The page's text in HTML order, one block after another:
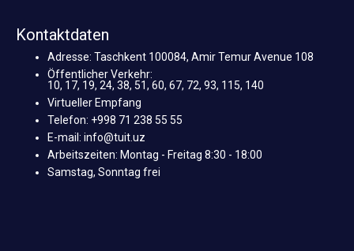
Kontaktdaten
Adresse: Taschkent 100084, Amir Temur Avenue 108
Öffentlicher Verkehr:
10, 17, 19, 24, 38, 51, 60, 67, 72, 93, 115, 140
Virtueller Empfang
Telefon: +998 71 238 55 55
E-mail: info@tuit.uz
Arbeitszeiten: Montag - Freitag 8:30 - 18:00
Samstag, Sonntag frei